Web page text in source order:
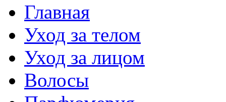
Главная
Уход за телом
Уход за лицом
Волосы